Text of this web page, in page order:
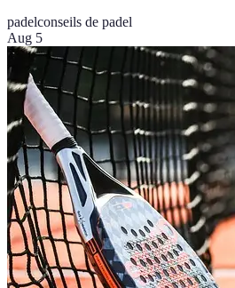
padelconseils de padel
Aug 5